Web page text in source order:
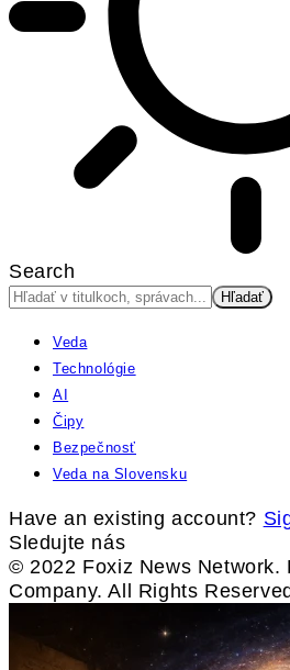
Search
Veda
Technológie
AI
Čipy
Bezpečnosť
Veda na Slovensku
Have an existing account?
Sledujte nás
© 2022 Foxiz News Network.
Company. All Rights